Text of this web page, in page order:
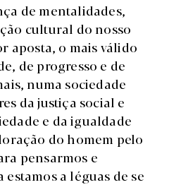
de mentalidades,
cultural do nosso
aposta, o mais válido
de progresso e de
numa sociedade
da justiça social e
e da igualdade
do homem pelo
pensarmos e
a léguas de se